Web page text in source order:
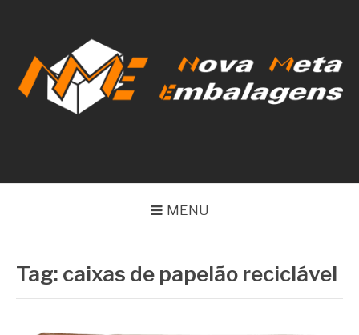
conteúdo
MENU
Tag: caixas de papelão reciclável